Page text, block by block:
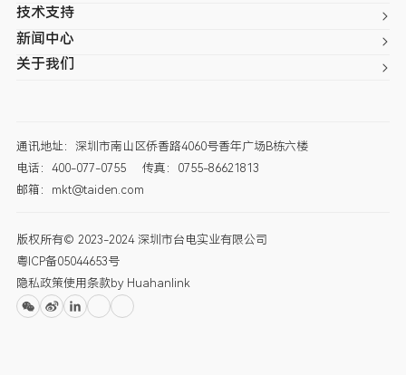
技术支持
新闻中心
关于我们
通讯地址：深圳市南山区侨香路4060号香年广场B栋六楼
电话：400-077-0755
传真：0755-86621813
邮箱：mkt@taiden.com
版权所有© 2023-2024 深圳市台电实业有限公司
粤ICP备05044653号
隐私政策使用条款 by Huahanlink